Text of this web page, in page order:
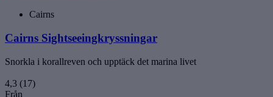
Cairns
Cairns Sightseeingkryssningar
Snorkla i korallreven och upptäck det marina livet
4,3 (17)
Från